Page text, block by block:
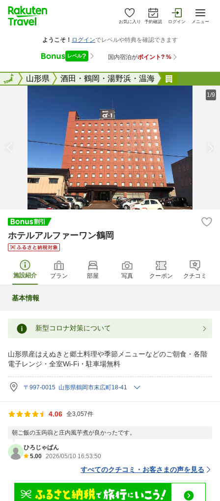
お気に入り 予約確認 ログイン メニュー
全国山形県 酒田・鶴岡・湯野浜・温海
全国
1/9
ホテルアルファーワン鶴岡
施設紹介 プラン 部屋 写真 クーポン クチコミ
基本情報
新型コロナ対策について
山形県産はえぬきと郷土料理や季節メニューなどのご朝食・各階
電子レンジ・全室Wi-Fi・駐車場無料
〒997-0015 山形県鶴岡市末広町18-41
4.06 全3,057件
朝ご飯の玉蒟蒻と庄内風芋煮が良かったです。
ひろじゃぱん
5.00 2026/05/10 16:53:50
すべてのクチコミ・お客さまの声を見る